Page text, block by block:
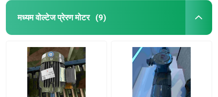
मध्यम वोल्टेज प्रेरण मोटर (9)